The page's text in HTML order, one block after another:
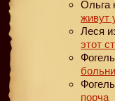
Ольга
живут
Леся
этот
порча